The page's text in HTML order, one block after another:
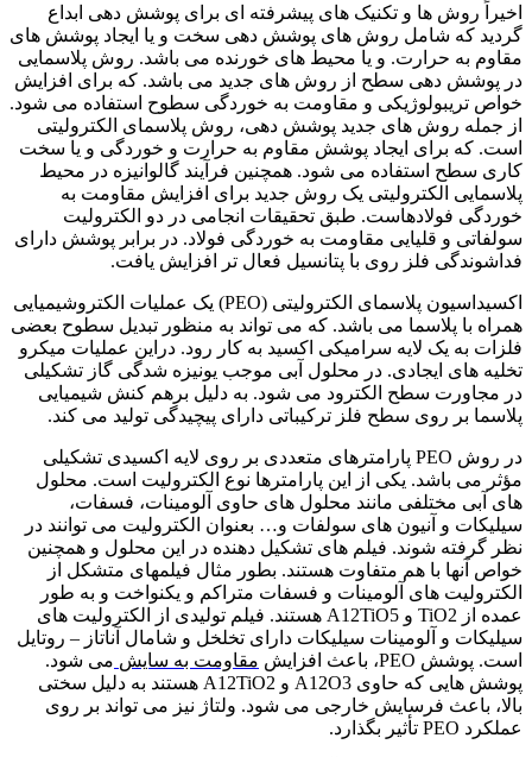
اخیراً روش ها و تکنیک های پیشرفته ای برای پوشش دهی ابداع
گردید که شامل روش های پوشش دهی سخت و یا ایجاد پوشش های
مقاوم به حرارت. و یا محیط های خورنده می باشد. روش پلاسمایی
در پوشش دهی سطح از روش های جدید می باشد. که برای افزایش
خواص تریبولوژیکی و مقاومت به خوردگی سطوح استفاده می شود.
از جمله روش های جدید پوشش دهی، روش پلاسمای الکترولیتی
است. که برای ایجاد پوشش مقاوم به حرارت و خوردگی و یا سخت
کاری سطح استفاده می شود. همچنین فرآیند گالوانیزه در محیط
پلاسمایی الکترولیتی یک روش جدید برای افزایش مقاومت به
خوردگی فولادهاست. طبق تحقیقات انجامی در دو الکترولیت
سولفاتی و قلیایی مقاومت به خوردگی فولاد. در برابر پوشش دارای
فداشوندگی فلز روی با پتانسیل فعال تر افزایش یافت.
اکسیداسیون پلاسمای الکترولیتی (PEO) یک عملیات الکتروشیمیایی
همراه با پلاسما می باشد. که می تواند به منظور تبدیل سطوح بعضی
فلزات به یک لایه سرامیکی اکسید به کار رود. دراین عملیات میکرو
تخلیه های ایجادی. در محلول آبی موجب یونیزه شدگی گاز تشکیلی
در مجاورت سطح الکترود می شود. به دلیل برهم کنش شیمیایی
پلاسما بر روی سطح فلز ترکیباتی دارای پیچیدگی تولید می کند.
در روش PEO پارامترهای متعددی بر روی لایه اکسیدی تشکیلی
مؤثر می باشد. یکی از این پارامترها نوع الکترولیت است. محلول
های آبی مختلفی مانند محلول های حاوی آلومینات، فسفات،
سیلیکات و آنیون های سولفات و… بعنوان الکترولیت می توانند در
نظر گرفته شوند. فیلم های تشکیل دهنده در این محلول و همچنین
خواص آنها با هم متفاوت هستند. بطور مثال فیلمهای متشکل از
الکترولیت های آلومینات و فسفات متراکم و یکنواخت و به طور
عمده از TiO2 و A12TiO5 هستند. فیلم تولیدی از الکترولیت های
سیلیکات و آلومینات سیلیکات دارای تخلخل و شامال آناتاز – روتایل
است. پوشش PEO، باعث افزایش
مقاومت به سایش می شود.
پوشش هایی که حاوی A12O3 و A12TiO2 هستند به دلیل سختی
بالا، باعث فرسایش خارجی می شود. ولتاژ نیز می تواند بر روی
عملکرد PEO تأثیر بگذارد.